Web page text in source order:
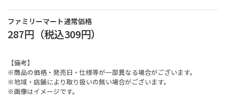
ファミリーマート通常価格
287円 （税込309円）
【備考】
※商品の価格・発売日・仕様等が一部異なる場合がございます。
※地域・店舗により取り扱いの無い場合がございます。
※画像はイメージです。